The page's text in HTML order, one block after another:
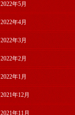
2022年5月
2022年4月
2022年3月
2022年2月
2022年1月
2021年12月
2021年11月